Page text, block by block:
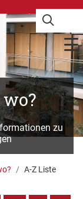
zu
A-Z Liste